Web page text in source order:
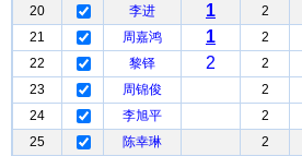
20
李进 1 2
21
周嘉鸿 1 2
22
黎铎 2 2
23
周锦俊 2
24
李旭平 2
25
陈幸琳 2